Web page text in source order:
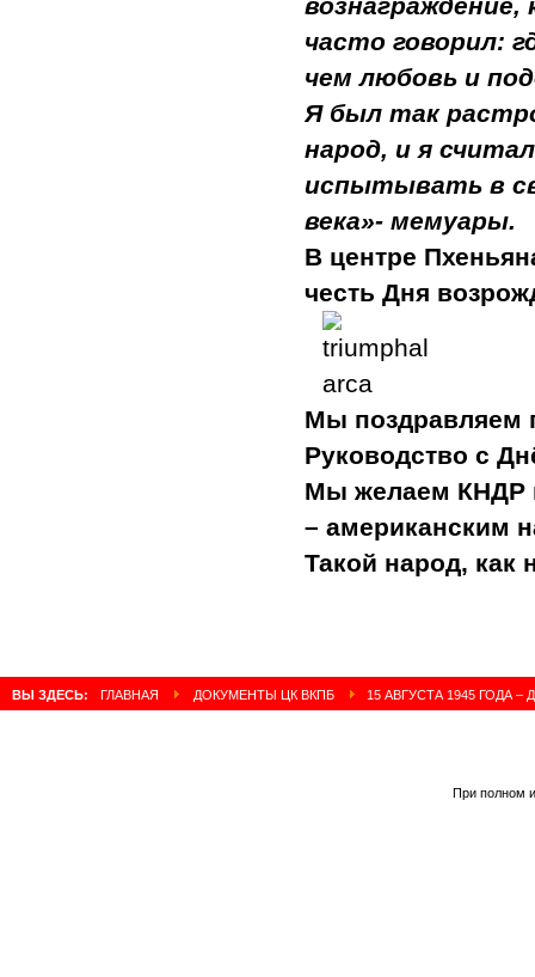
часто говорил:
чем любовь и
Я был так
народ, и я
испытывать в
века»- мемуары.
В центре
честь Дня
Мы поздравляем
Руководство с
Мы желаем КНДР
– американским
Такой народ, как
ВЫ ЗДЕСЬ: ГЛАВНАЯ ДОКУМЕНТЫ ЦК ВКПБ 15 АВГУСТА 1945 ГОДА
При полном